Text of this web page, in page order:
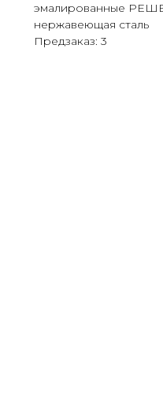
эмалированные
нержавеющая сталь
Предзаказ: 3